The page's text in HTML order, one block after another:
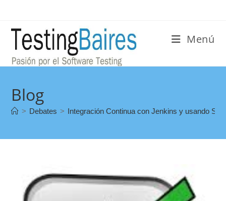
Menú
Blog
> Debates > Integración Continua con Jenkins y usando